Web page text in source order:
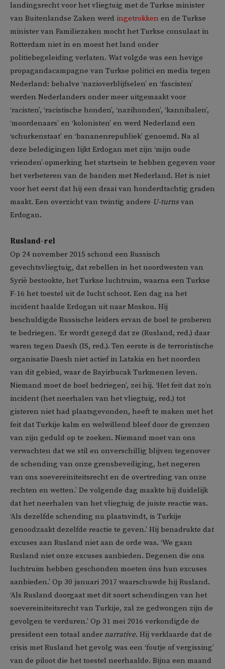
landingsrecht voor het vliegtuig met de Turkse minister
van Buitenlandse Zaken werd ingetrokken en de Turkse
minister van Familiezaken mocht het Turkse consulaat in
Rotterdam niet in en moest het land onder
politiebegeleiding verlaten. Wat volgde was een hevige
propagandacampagne van Turkse politici en media tegen
Nederland: behalve ‘nazioverblijfselen’ en ‘fascisten’
werden Nederlanders onder meer uitgemaakt voor
‘racisten’, ‘racistische honden’, ‘nazihonden’, ‘kannibalen’,
‘moordenaars’ en ‘kolonisten’ en werd Nederland een
‘schurkenstaat’ en ‘bananenrepubliek’ genoemd. Na al
deze beledigingen lijkt Erdogan met zijn ‘mijn oude
vrienden’-opmerking het startsein te hebben gegeven voor
het verbeteren van de banden met Nederland. Het is niet
voor het eerst dat hij een draai van honderdtachtig graden
maakt. Een overzicht van twintig andere U-turns van
Erdogan.
Rusland-rel
Op 24 november 2015 schond een Russisch
gevechtsvliegtuig, dat rebellen in het noordwesten van
Syrië bestookte, het Turkse luchtruim, waarna een Turkse
F-16 het toestel uit de lucht schoot. Een dag na het
incident haalde Erdogan uit naar Moskou. Hij
beschuldigde Russische leiders ervan de boel te proberen
te bedriegen. ‘Er wordt gezegd dat ze (Rusland, red.) daar
waren tegen Daesh (IS, red.). Ten eerste is de terroristische
organisatie Daesh niet actief in Latakia en het noorden
van dit gebied, waar de Bayirbucak Turkmenen leven.
Niemand moet de boel bedriegen’, zei hij. ‘Het feit dat zo’n
incident (het neerhalen van het vliegtuig, red.) tot
gisteren niet had plaatsgevonden, heeft te maken met het
feit dat Turkije kalm en welwillend bleef door de grenzen
van zijn geduld op te zoeken. Niemand moet van ons
verwachten dat we stil en onverschillig blijven tegenover
de schending van onze grensbeveiliging, het negeren
van ons soevereiniteitsrecht en de overtreding van onze
rechten en wetten.’ De volgende dag maakte hij duidelijk
dat het neerhalen van het vliegtuig de juiste reactie was.
‘Als dezelfde schending nu plaatsvindt, is Turkije
genoodzaakt dezelfde reactie te geven.’ Hij benadrukte dat
excuses aan Rusland niet aan de orde was. ‘We gaan
Rusland niet onze excuses aanbieden. Degenen die ons
luchtruim hebben geschonden moeten óns hun excuses
aanbieden.’ Op 30 januari 2017 waarschuwde hij Rusland.
‘Als Rusland doorgaat met dit soort schendingen van het
soevereiniteitsrecht van Turkije, zal ze gedwongen zijn de
gevolgen te verduren.’ Op 31 mei 2016 verkondigde de
president een totaal ander narrative. Hij verklaarde dat de
crisis met Rusland het gevolg was een ‘foutje of vergissing’
van de piloot die het toestel neerhaalde. Bijna een maand